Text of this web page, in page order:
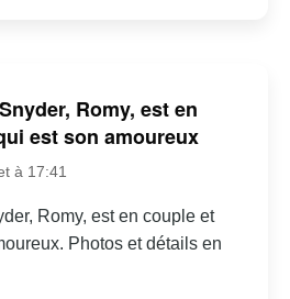
Romy, est en
est son amoureux
à 17:41
Romy, est en couple et
Photos et détails en